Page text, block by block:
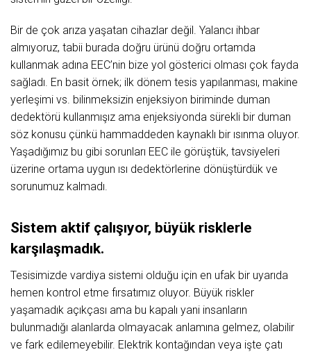
Bir de çok arıza yaşatan cihazlar değil. Yalancı ihbar
almıyoruz, tabii burada doğru ürünü doğru ortamda
kullanmak adına EEC’nin bize yol gösterici olması çok fayda
sağladı. En basit örnek; ilk dönem tesis yapılanması, makine
yerleşimi vs. bilinmeksizin enjeksiyon biriminde duman
dedektörü kullanmışız ama enjeksiyonda sürekli bir duman
söz konusu çünkü hammaddeden kaynaklı bir ısınma oluyor.
Yaşadığımız bu gibi sorunları EEC ile görüştük, tavsiyeleri
üzerine ortama uygun ısı dedektörlerine dönüştürdük ve
sorunumuz kalmadı.
Sistem aktif çalışıyor, büyük risklerle
karşılaşmadık.
Tesisimizde vardiya sistemi olduğu için en ufak bir uyarıda
hemen kontrol etme fırsatımız oluyor. Büyük riskler
yaşamadık açıkçası ama bu kapalı yani insanların
bulunmadığı alanlarda olmayacak anlamına gelmez, olabilir
ve fark edilemeyebilir. Elektrik kontağından veya işte çatı